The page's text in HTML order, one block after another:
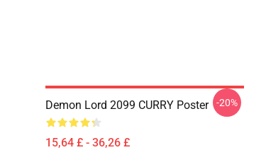
Demon Lord 2099 CURRY Poster
15,64 £ - 36,26 £
-20%